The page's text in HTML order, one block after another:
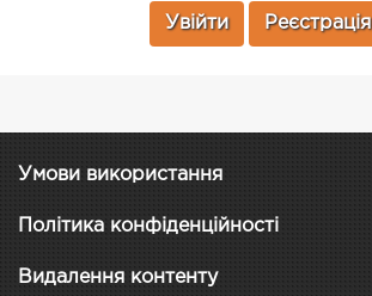
Увійти Реєстрація
Умови використання
Політика конфіденційності
Видалення контенту